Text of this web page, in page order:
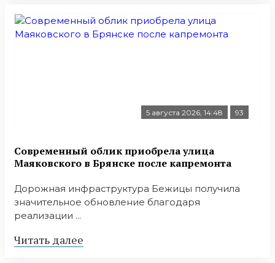
5 августа 2026, 14:48 93
Современный облик приобрела улица
Маяковского в Брянске после капремонта
Дорожная инфраструктура Бежицы получила
значительное обновление благодаря
реализации ...
Читать далее